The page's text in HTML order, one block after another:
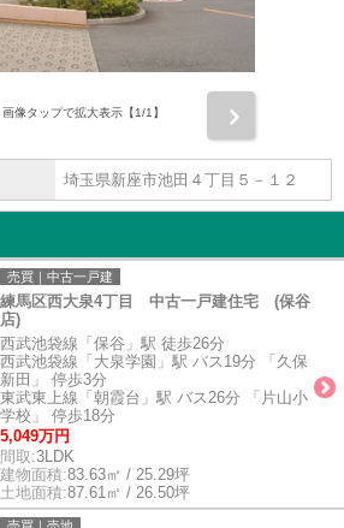
画像タップで拡大表示【1/1】
埼玉県新座市池田４丁目５－１２
売買｜中古一戸建
練馬区西大泉4丁目 中古一戸建住宅 (保谷
店)
西武池袋線「保谷」駅 徒歩26分
西武池袋線「大泉学園」駅 バス19分 「久保
新田」 停歩3分
東武東上線「朝霞台」駅 バス26分 「片山小
学校」 停歩18分
5,049万円
間取:3LDK
建物面積:83.63㎡ / 25.29坪
土地面積:87.61㎡ / 26.50坪